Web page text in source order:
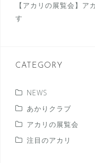
【アカリの展覧会】ア
す
CATEGORY
NEWS
あかりクラブ
アカリの展覧会
注目のアカリ